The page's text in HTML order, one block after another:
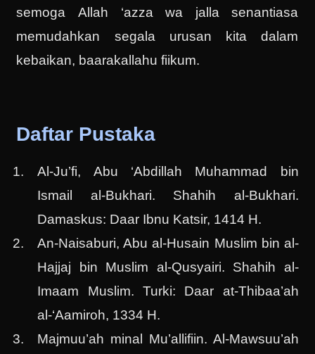
semoga Allah ‘azza wa jalla senantiasa
memudahkan segala urusan kita dalam
kebaikan, baarakallahu fiikum.
Daftar Pustaka
Al-Ju’fi, Abu ‘Abdillah Muhammad bin
Ismail al-Bukhari. Shahih al-Bukhari.
Damaskus: Daar Ibnu Katsir, 1414 H.
An-Naisaburi, Abu al-Husain Muslim bin al-
Hajjaj bin Muslim al-Qusyairi. Shahih al-
Imaam Muslim. Turki: Daar at-Thibaa’ah
al-‘Aamiroh, 1334 H.
Majmuu’ah minal Mu’allifiin. Al-Mawsuu’ah